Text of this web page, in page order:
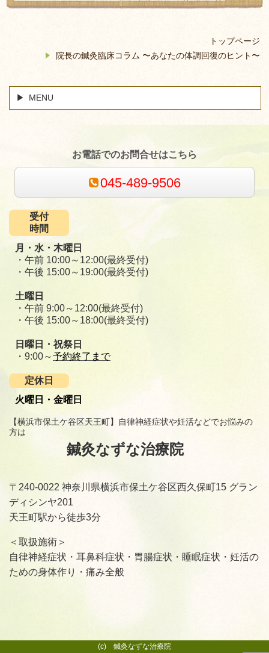
トップページ
院長の鍼灸臨床コラム 〜あなたの体調回復のヒント〜
MENU
お電話でのお問合せはこちら
045-489-9506
受付
時間
月・水・木曜日
・午前 10:00～12:00(最終受付)
・午後 15:00～19:00(最終受付)
土曜日
・午前 9:00～12:00(最終受付)
・午後 15:00～18:00(最終受付)
日曜日・祝祭日
・9:00～予約終了まで
定休日
火曜日・金曜日
【横浜市保土ケ谷区天王町】自律神経症状や妊活などでお悩みの
方は
鍼灸なずな治療院
〒240-0022 神奈川県横浜市保土ケ谷区西久保町15 グラン
ディシンヤ201
天王町駅から徒歩3分
＜取扱施術＞
自律神経症状・耳鼻科症状・胃腸症状・睡眠症状・妊活の
ための身体作り・痛み全般
(c) 鍼灸なずな治療院